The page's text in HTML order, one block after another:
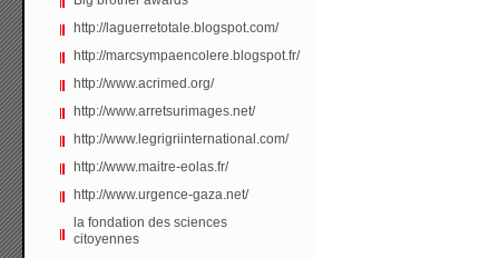
http://laguerretotale.blogspot.com/
http://marcsympaencolere.blogspot.fr/
http://www.acrimed.org/
http://www.arretsurimages.net/
http://www.legrigriinternational.com/
http://www.maitre-eolas.fr/
http://www.urgence-gaza.net/
la fondation des sciences
citoyennes